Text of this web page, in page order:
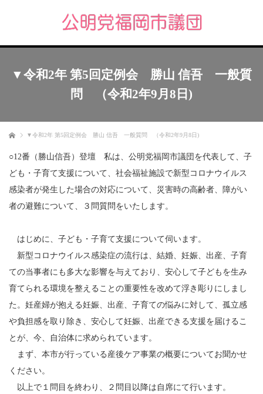
▼令和2年 第5回定例会 勝山 信吾 一般質
問 （令和2年9月8日)
ホーム ▼令和2年 第5回定例会 勝山 信吾 一般質問 （令和2年9月8日)
○12番（勝山信吾）登壇 私は、公明党福岡市議団を代表して、子
ども・子育て支援について、社会福祉施設で新型コロナウイルス
感染者が発生した場合の対応について、災害時の高齢者、障がい
者の避難について、３問質問をいたします。
はじめに、子ども・子育て支援について伺います。
新型コロナウイルス感染症の流行は、結婚、妊娠、出産、子育
ての当事者にも多大な影響を与えており、安心して子どもを生み
育てられる環境を整えることの重要性を改めて浮き彫りにしまし
た。妊産婦が抱える妊娠、出産、子育ての悩みに対して、孤立感
や負担感を取り除き、安心して妊娠、出産できる支援を届けるこ
とが、今、自治体に求められています。
まず、本市が行っている産後ケア事業の概要についてお聞かせ
ください。
以上で１問目を終わり、２問目以降は自席にて行います。